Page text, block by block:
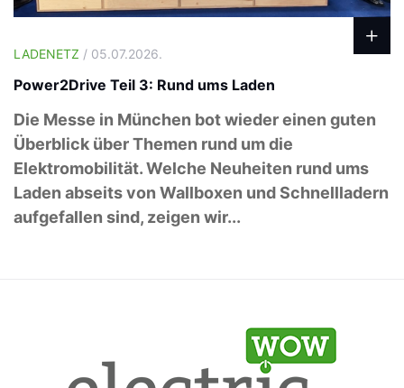
LADENETZ / 05.07.2026.
Power2Drive Teil 3: Rund ums Laden
Die Messe in München bot wieder einen guten
Überblick über Themen rund um die
Elektromobilität. Welche Neuheiten rund ums
Laden abseits von Wallboxen und Schnellladern
aufgefallen sind, zeigen wir...